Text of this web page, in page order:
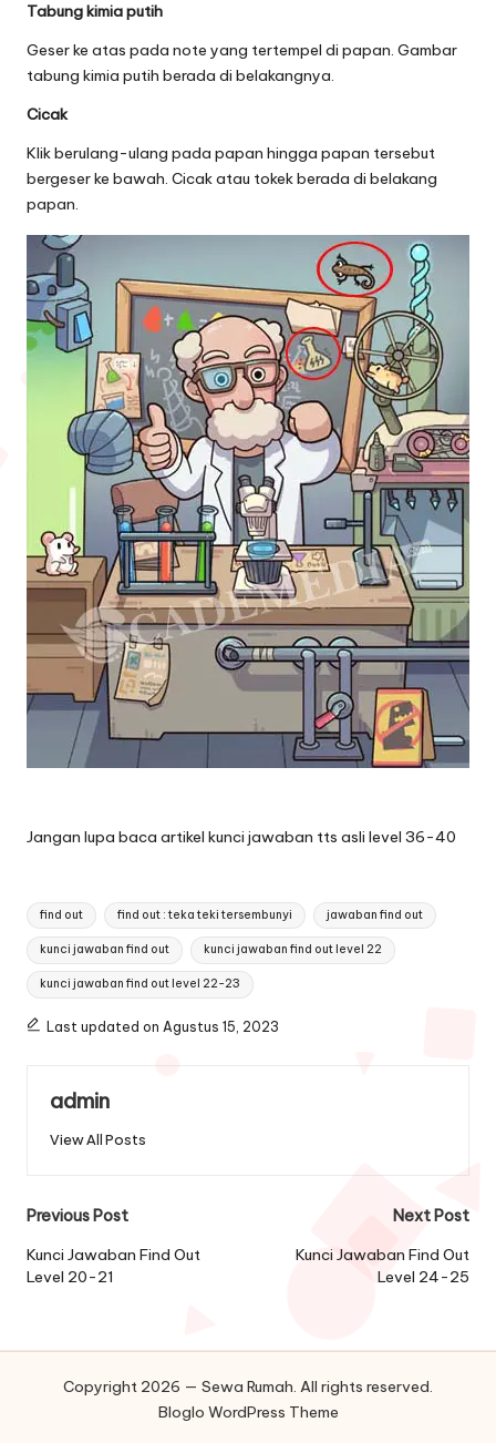
Tabung kimia putih
Geser ke atas pada note yang tertempel di papan. Gambar
tabung kimia putih berada di belakangnya.
Cicak
Klik berulang-ulang pada papan hingga papan tersebut
bergeser ke bawah. Cicak atau tokek berada di belakang
papan.
Jangan lupa baca artikel kunci jawaban tts asli level 36-40
Tags:
find out find out : teka teki tersembunyi jawaban find out
kunci jawaban find out kunci jawaban find out level 22
kunci jawaban find out level 22-23
Last updated on Agustus 15, 2023
admin
View All Posts
Post
navigation
Previous Post
Kunci Jawaban Find Out
Level 20-21
Next Post
Kunci Jawaban Find Out
Level 24-25
Copyright 2026 — Sewa Rumah. All rights reserved.
Bloglo WordPress Theme